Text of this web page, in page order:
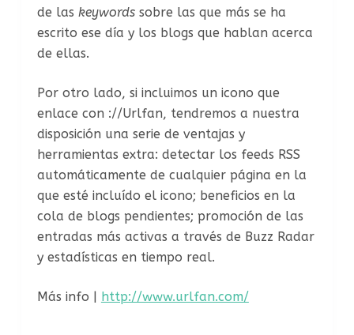
de las keywords sobre las que más se ha
escrito ese día y los blogs que hablan acerca
de ellas.
Por otro lado, si incluimos un icono que
enlace con ://Urlfan, tendremos a nuestra
disposición una serie de ventajas y
herramientas extra: detectar los feeds RSS
automáticamente de cualquier página en la
que esté incluído el icono; beneficios en la
cola de blogs pendientes; promoción de las
entradas más activas a través de Buzz Radar
y estadísticas en tiempo real.
Más info | http://www.urlfan.com/